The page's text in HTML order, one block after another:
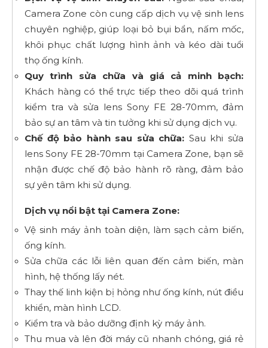
Camera Zone còn cung cấp dịch vụ vệ sinh lens
chuyên nghiệp, giúp loại bỏ bụi bẩn, nấm mốc,
khôi phục chất lượng hình ảnh và kéo dài tuổi
thọ ống kính.
Quy trình sửa chữa và giá cả minh bạch:
Khách hàng có thể trực tiếp theo dõi quá trình
kiểm tra và sửa lens Sony FE 28-70mm, đảm
bảo sự an tâm và tin tưởng khi sử dụng dịch vụ.
Chế độ bảo hành sau sửa chữa: Sau khi sửa
lens Sony FE 28-70mm tại Camera Zone, bạn sẽ
nhận được chế độ bảo hành rõ ràng, đảm bảo
sự yên tâm khi sử dụng.
Dịch vụ nổi bật tại Camera Zone:
Vệ sinh máy ảnh toàn diện, làm sạch cảm biến,
ống kính.
Sửa chữa các lỗi liên quan đến cảm biến, màn
hình, hệ thống lấy nét.
Thay thế linh kiện bị hỏng như ống kính, nút điều
khiển, màn hình LCD.
Kiểm tra và bảo dưỡng định kỳ máy ảnh.
Thu mua và lên đời máy cũ nhanh chóng, giá rẻ